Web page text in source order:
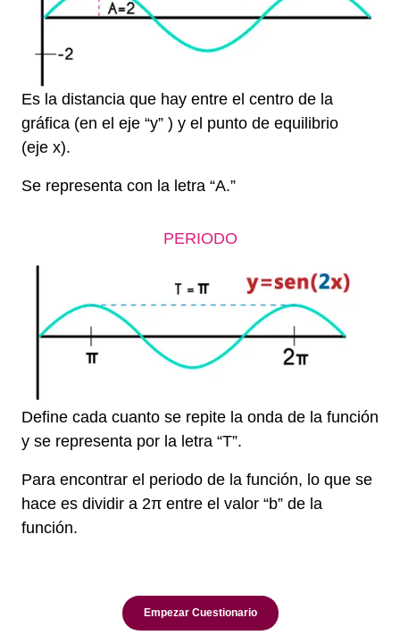
Es la distancia que hay entre el centro de la
gráfica (en el eje “y” ) y el punto de equilibrio
(eje x).
Se representa con la letra “A.”
PERIODO
Define cada cuanto se repite la onda de la función
y se representa por la letra “T”.
Para encontrar el periodo de la función, lo que se
hace es dividir a 2π entre el valor “b” de la
función.